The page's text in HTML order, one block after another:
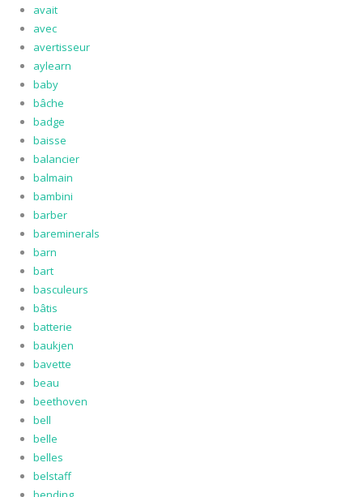
avait
avec
avertisseur
aylearn
baby
bâche
badge
baisse
balancier
balmain
bambini
barber
bareminerals
barn
bart
basculeurs
bâtis
batterie
baukjen
bavette
beau
beethoven
bell
belle
belles
belstaff